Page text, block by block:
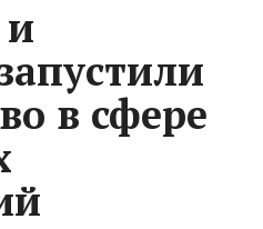
и
в сфере